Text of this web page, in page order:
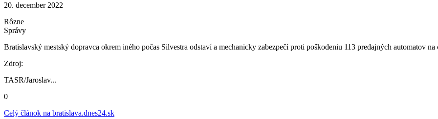
20. december 2022
Rôzne
Správy
Bratislavský mestský dopravca okrem iného počas Silvestra odstaví a mechanicky zabezpečí proti poškodeniu 113 predajných automatov na
Zdroj:
TASR/Jaroslav...
0
Celý článok na bratislava.dnes24.sk